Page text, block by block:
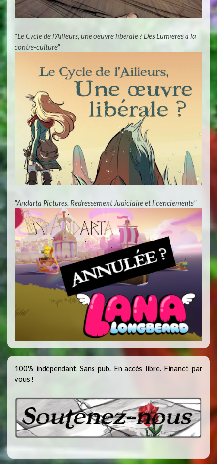
"Le Cycle de l'Ailleurs, une oeuvre libérale ? Des Lumières à la
contre-culture"
"Andarta Pictures, Redressement Judiciaire et licenciements"
100% indépendant. Sans pub. En accès libre. Financé par
vous !